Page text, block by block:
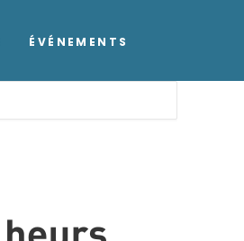
ÉVÉNEMENTS